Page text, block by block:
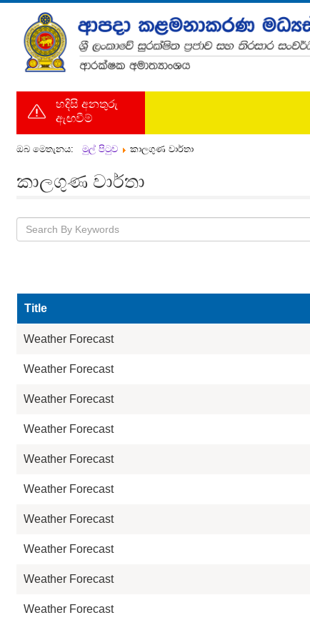
හදිසි අනතුරු
ඇඟවීම්
ඔබ මෙතැනය: මුල් පිටුව කාලගුණ වාර්තා
කාලගුණ වාර්තා
Title
Weather Forecast
Weather Forecast
Weather Forecast
Weather Forecast
Weather Forecast
Weather Forecast
Weather Forecast
Weather Forecast
Weather Forecast
Weather Forecast